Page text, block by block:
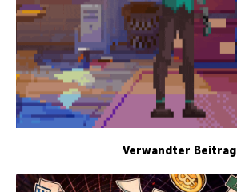
Verwandter Beitrag